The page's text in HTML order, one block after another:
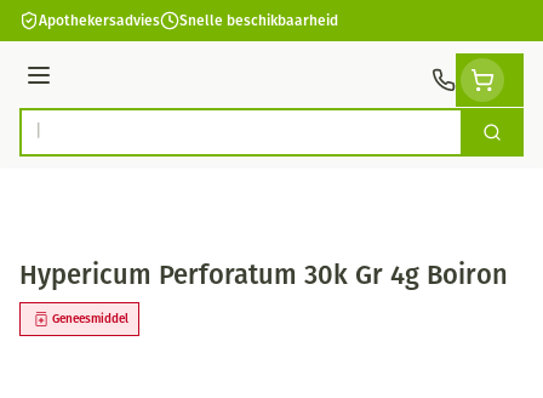
Ga naar de inhoud
Apothekersadvies Snelle beschikbaarheid
Menu
Product, merk, categorie... Zoek
Hypericum Perforatum 30k Gr 4g Boiron
Geneesmiddel